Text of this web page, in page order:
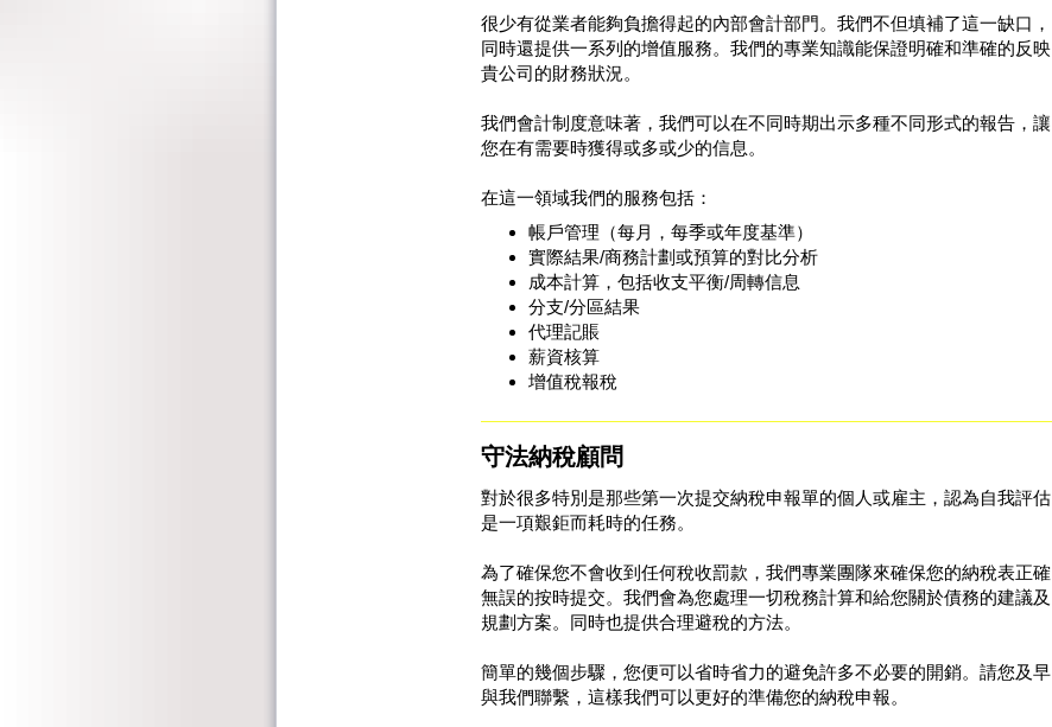
很少有從業者能夠負擔得起的內部會計部門。我們不但填補了這一缺口，
同時還提供一系列的增值服務。我們的專業知識能保證明確和準確的反映
貴公司的財務狀況。
我們會計制度意味著，我們可以在不同時期出示多種不同形式的報告，讓
您在有需要時獲得或多或少的信息。
在這一領域我們的服務包括：
帳戶管理（ 每月，每季或年度基準）
實際結果/商務計劃或預算的對比分析
成本計算，包括收支平衡/周轉信息
分支/分區結果
代理記賬
薪資核算
增值稅報稅
守法納稅顧問
對於很多特別是那些第一次提交納稅申報單的個人或雇主，認為自我評估
是一項艱鉅而耗時的任務。
為了確保您不會收到任何稅收罰款，我們專業團隊來確保您的納稅表正確
無誤的按時提交。我們會為您處理一切稅務計算和給您關於債務的建議及
規劃方案。同時也提供合理避稅的方法。
簡單的幾個步驟，您便可以省時省力的避免許多不必要的開銷。請您及早
與我們聯繫，這樣我們可以更好的準備您的納稅申報。